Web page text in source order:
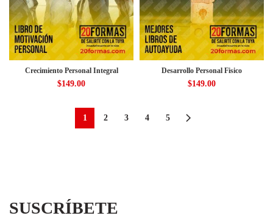
Crecimiento Personal Integral
$149.00
Desarrollo Personal Fisico
$149.00
1 2 3 4 5
SUSCRÍBETE